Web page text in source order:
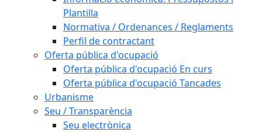
Plantilla
Normativa / Ordenances / Reglaments
Perfil de contractant
Oferta pública d'ocupació
Oferta pública d'ocupació En curs
Oferta pública d'ocupació Tancades
Urbanisme
Seu / Transparència
Seu electrònica